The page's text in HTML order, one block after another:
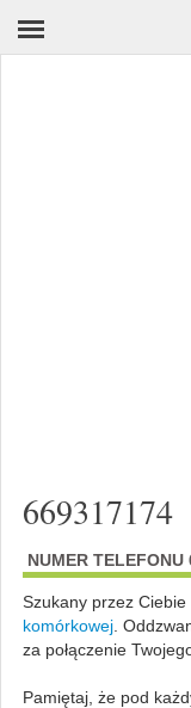
669317174
NUMER
Szukany przez
komórkowej.
za połączenie
Pamiętaj, że pod